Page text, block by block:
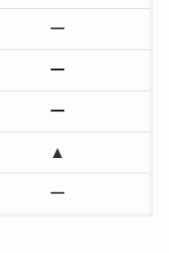
ー
ー
ー
▲
ー